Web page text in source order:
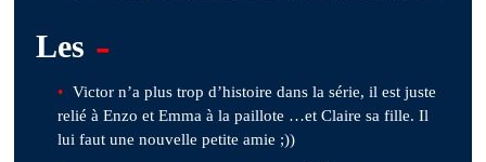
Les -
Victor n’a plus trop d’histoire dans la série, il est juste
relié à Enzo et Emma à la paillote …et Claire sa fille. Il
lui faut une nouvelle petite amie ;))